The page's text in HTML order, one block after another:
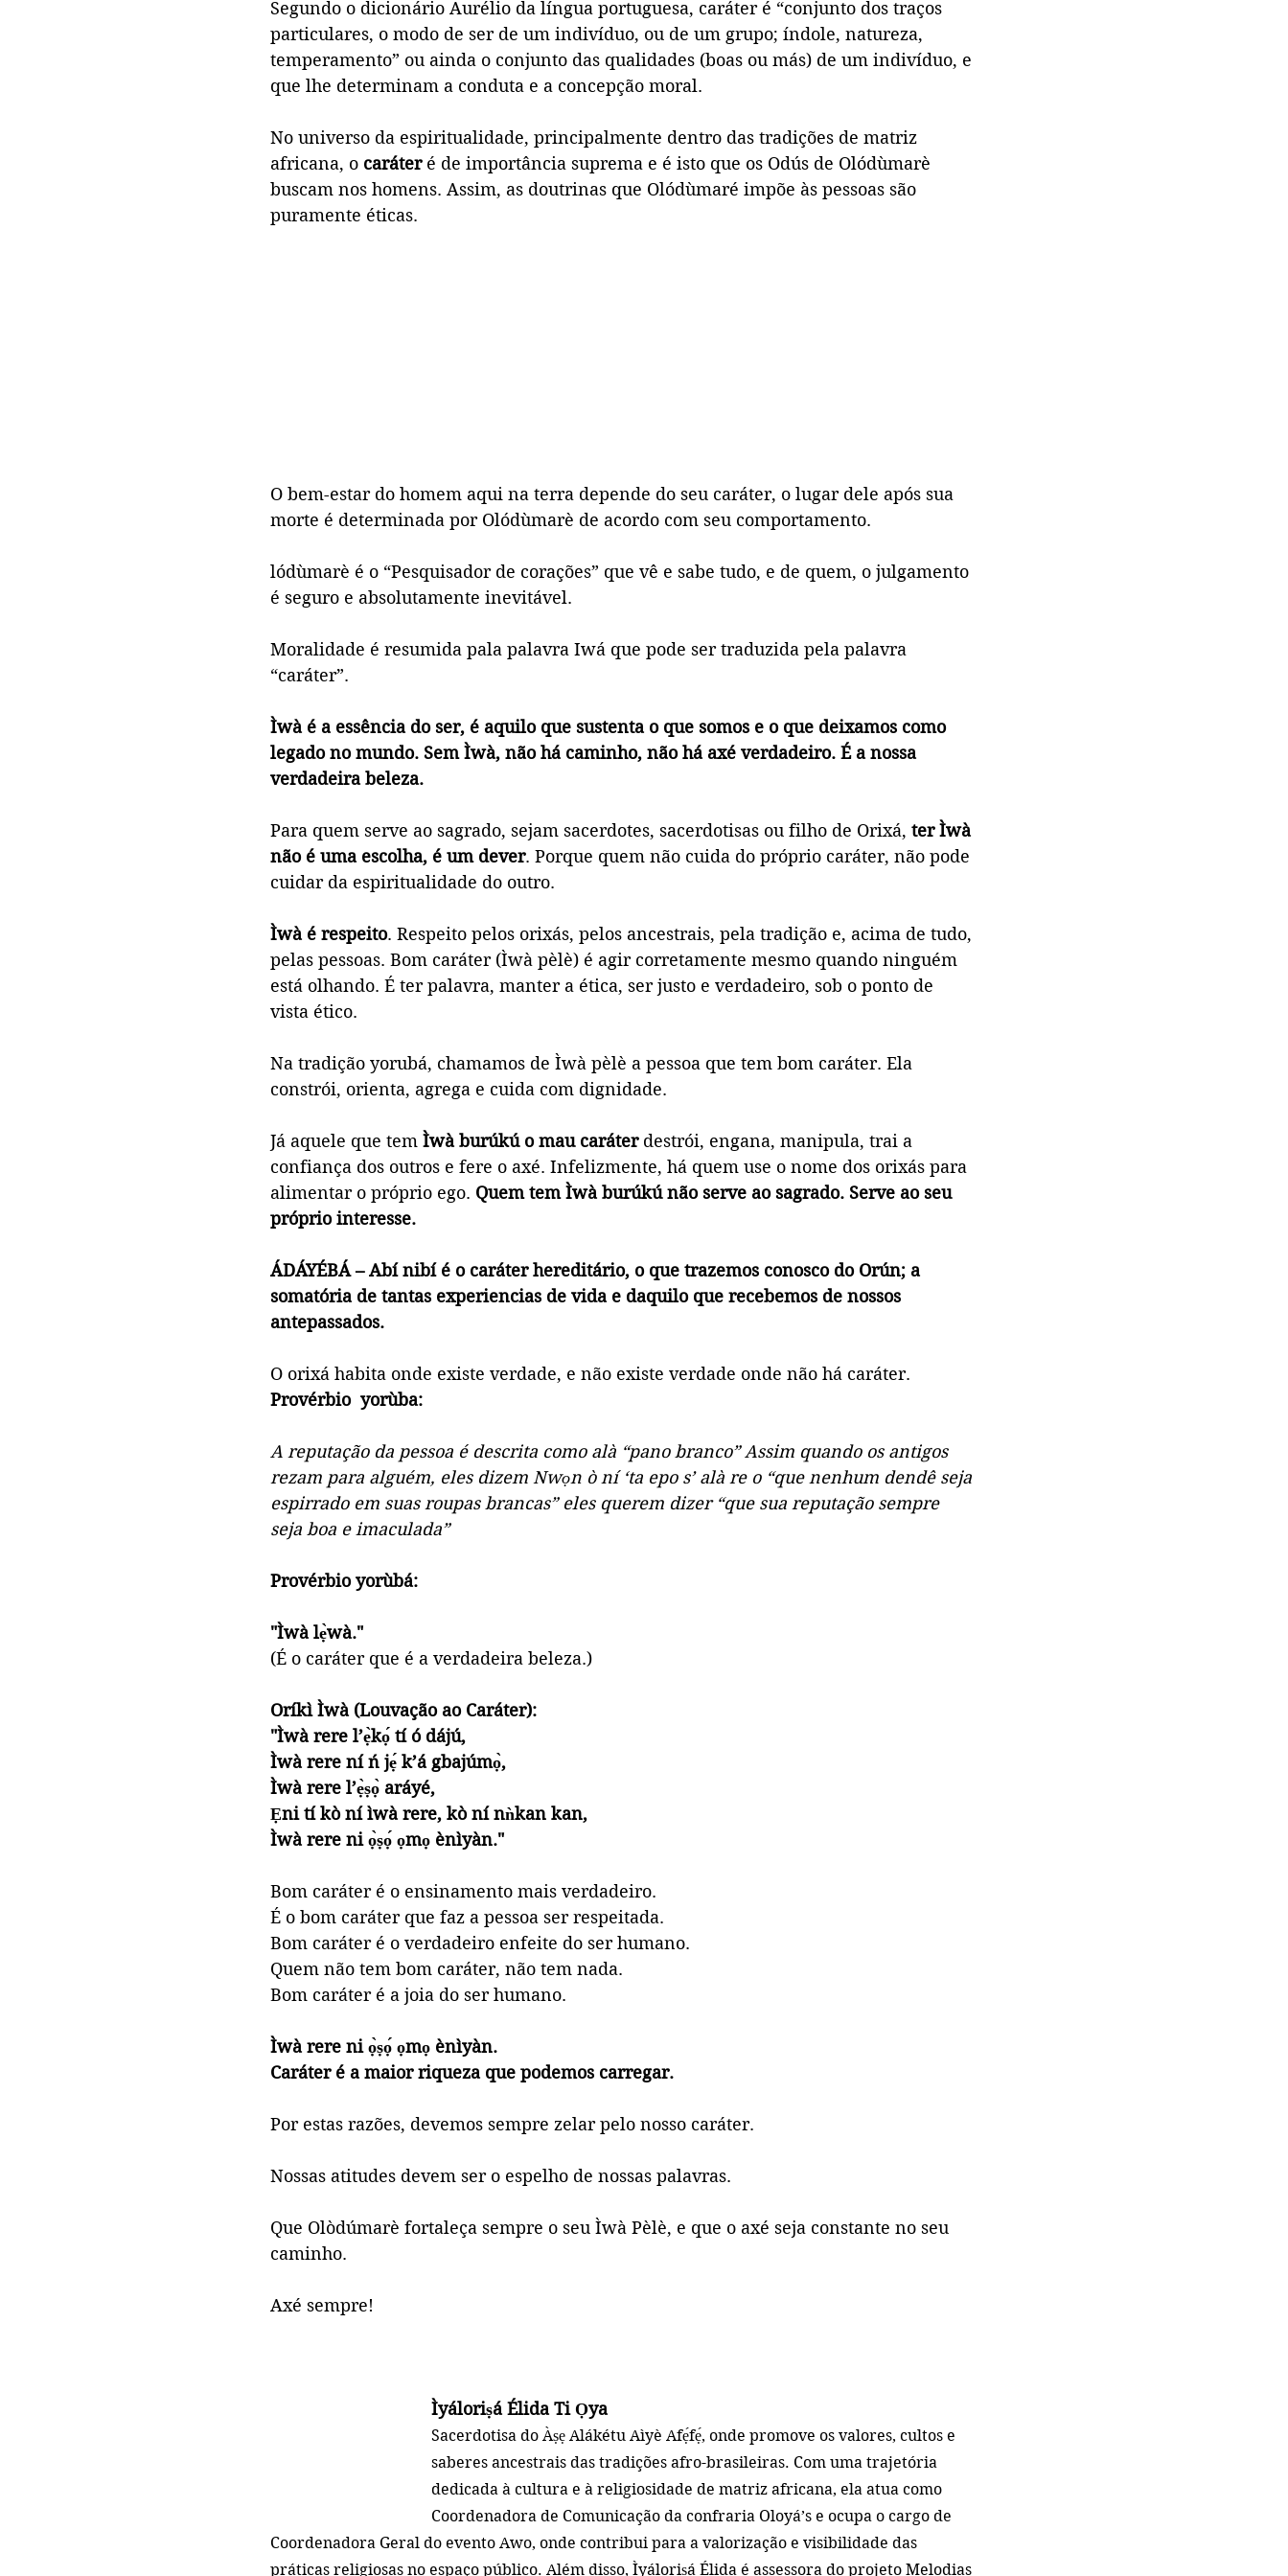
Segundo o dicionário Aurélio da língua portuguesa, caráter é “conjunto dos traços
particulares, o modo de ser de um indivíduo, ou de um grupo; índole, natureza,
temperamento” ou ainda o conjunto das qualidades (boas ou más) de um indivíduo, e
que lhe determinam a conduta e a concepção moral.
No universo da espiritualidade, principalmente dentro das tradições de matriz
africana, o caráter é de importância suprema e é isto que os Odús de Olódùmarè
buscam nos homens. Assim, as doutrinas que Olódùmaré impõe às pessoas são
puramente éticas.
O bem-estar do homem aqui na terra depende do seu caráter, o lugar dele após sua
morte é determinada por Olódùmarè de acordo com seu comportamento.
lódùmarè é o “Pesquisador de corações” que vê e sabe tudo, e de quem, o julgamento
é seguro e absolutamente inevitável.
Moralidade é resumida pala palavra Iwá que pode ser traduzida pela palavra
“caráter”.
Ìwà é a essência do ser, é aquilo que sustenta o que somos e o que deixamos como
legado no mundo. Sem Ìwà, não há caminho, não há axé verdadeiro. É a nossa
verdadeira beleza.
Para quem serve ao sagrado, sejam sacerdotes, sacerdotisas ou filho de Orixá, ter Ìwà
não é uma escolha, é um dever. Porque quem não cuida do próprio caráter, não pode
cuidar da espiritualidade do outro.
Ìwà é respeito. Respeito pelos orixás, pelos ancestrais, pela tradição e, acima de tudo,
pelas pessoas. Bom caráter (Ìwà pèlè) é agir corretamente mesmo quando ninguém
está olhando. É ter palavra, manter a ética, ser justo e verdadeiro, sob o ponto de
vista ético.
Na tradição yorubá, chamamos de Ìwà pèlè a pessoa que tem bom caráter. Ela
constrói, orienta, agrega e cuida com dignidade.
Já aquele que tem Ìwà burúkú o mau caráter destrói, engana, manipula, trai a
confiança dos outros e fere o axé. Infelizmente, há quem use o nome dos orixás para
alimentar o próprio ego. Quem tem Ìwà burúkú não serve ao sagrado. Serve ao seu
próprio interesse.
ÁDÁYÉBÁ – Abí nibí é o caráter hereditário, o que trazemos conosco do Orún; a
somatória de tantas experiencias de vida e daquilo que recebemos de nossos
antepassados.
O orixá habita onde existe verdade, e não existe verdade onde não há caráter.
Provérbio  yorùba:
A reputação da pessoa é descrita como alà “pano branco” Assim quando os antigos
rezam para alguém, eles dizem Nwọn ò ní ‘ta epo s’ alà re o “que nenhum dendê seja
espirrado em suas roupas brancas” eles querem dizer “que sua reputação sempre
seja boa e imaculada”
Provérbio yorùbá:
"Ìwà lẹ̀wà."
(É o caráter que é a verdadeira beleza.)
Oríkì Ìwà (Louvação ao Caráter):
"Ìwà rere l’ẹ̀kọ́ tí ó dájú,
Ìwà rere ní ń jẹ́ k’á gbajúmọ̀,
Ìwà rere l’ẹ̀ṣọ̀ aráyé,
Ẹni tí kò ní ìwà rere, kò ní nǹkan kan,
Ìwà rere ni ọ̀ṣọ́ ọmọ ènìyàn."
Bom caráter é o ensinamento mais verdadeiro.
É o bom caráter que faz a pessoa ser respeitada.
Bom caráter é o verdadeiro enfeite do ser humano.
Quem não tem bom caráter, não tem nada.
Bom caráter é a joia do ser humano.
Ìwà rere ni ọ̀ṣọ́ ọmọ ènìyàn.
Caráter é a maior riqueza que podemos carregar.
Por estas razões, devemos sempre zelar pelo nosso caráter.
Nossas atitudes devem ser o espelho de nossas palavras.
Que Olòdúmarè fortaleça sempre o seu Ìwà Pèlè, e que o axé seja constante no seu
caminho.
Axé sempre!
Ìyáloriṣá Élida Ti Ọya
Sacerdotisa do Àṣẹ Alákétu Aìyè Afẹ́fẹ́, onde promove os valores, cultos e
saberes ancestrais das tradições afro-brasileiras. Com uma trajetória
dedicada à cultura e à religiosidade de matriz africana, ela atua como
Coordenadora de Comunicação da confraria Oloyá’s e ocupa o cargo de
Coordenadora Geral do evento Awo, onde contribui para a valorização e visibilidade das
práticas religiosas no espaço público. Além disso, Ìyáloriṣá Élida é assessora do projeto Melodias